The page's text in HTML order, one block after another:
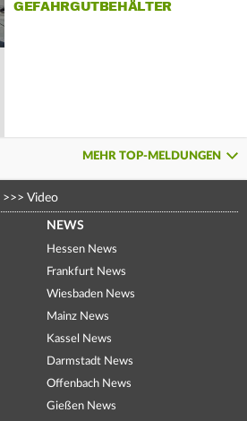
GEFAHRGUTBEHÄLTER
MEHR TOP-MELDUNGEN
>>> Video
NEWS
Hessen News
Frankfurt News
Wiesbaden News
Mainz News
Kassel News
Darmstadt News
Offenbach News
Gießen News